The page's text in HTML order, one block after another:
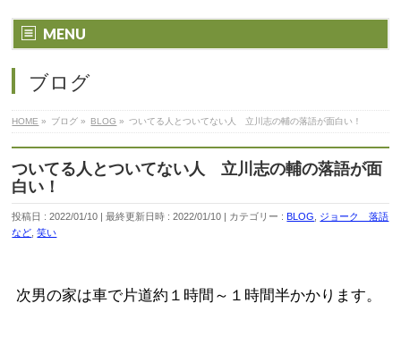
MENU
ブログ
HOME » ブログ » BLOG » ついてる人とついてない人 立川志の輔の落語が面白い！
ついてる人とついてない人 立川志の輔の落語が面
白い！
投稿日 : 2022/01/10 最終更新日時 : 2022/01/10 カテゴリー :BLOG
ジョーク 落語
など ,笑い
次男の家は車で片道約１時間～１時間半かかります。